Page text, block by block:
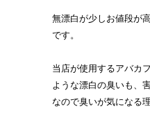
無漂白が少しお値段が
です。
当店が使用するアバカ
ような漂白の臭いも、
なので臭いが気になる